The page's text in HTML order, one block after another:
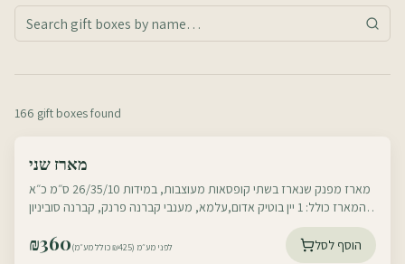
166 gift boxes found
מארז שני
מארז מפנק שנארז בשתי קופסאות מעוצבות, במידות 26/35/10 ס״מ כ״א
המארז כולל: 1 יין בוטיק אדום,עלמא, מענבי קברנה פרנק, קברנה סוביניון
₪360 לפני מע״מ (₪425 כולל מע״מ) הוסף לסל